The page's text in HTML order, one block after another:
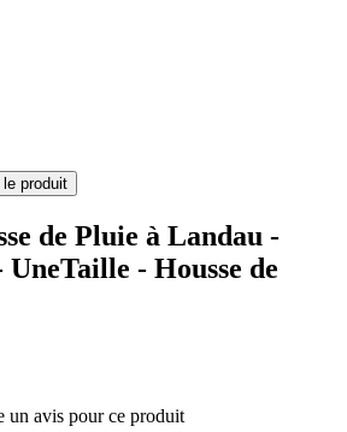
le produit
de Pluie à Landau -
- Housse de
un avis pour ce produit